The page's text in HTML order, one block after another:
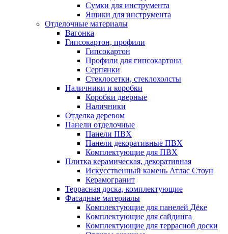
Сумки для инструмента
Ящики для инструмента
Отделочные материалы
Вагонка
Гипсокартон, профили
Гипсокартон
Профили для гипсокартона
Серпянки
Стеклосетки, стеклохолсты
Наличники и коробки
Коробки дверные
Наличники
Отделка деревом
Панели отделочные
Панели ПВХ
Панели декоративные ПВХ
Комплектующие для ПВХ
Плитка керамическая, декоративная
Искусственный камень Атлас Стоун
Керамогранит
Террасная доска, комплектующие
Фасадные материалы
Комплектующие для панелей Дёке
Комплектующие для сайдинга
Комплектующие для террасной доски